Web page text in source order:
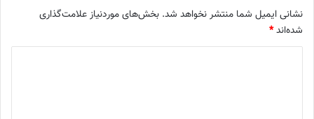
نشانی ایمیل شما منتشر نخواهد شد. بخش‌های موردنیاز علامت‌گذاری
شده‌اند*